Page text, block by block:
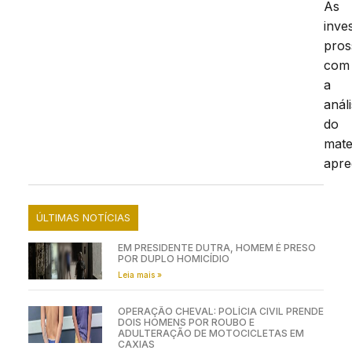
As
com
a
do
ÚLTIMAS NOTÍCIAS
EM PRESIDENTE DUTRA, HOMEM É PRESO
POR DUPLO HOMICÍDIO
Leia mais »
OPERAÇÃO CHEVAL: POLÍCIA CIVIL PRENDE
DOIS HOMENS POR ROUBO E
ADULTERAÇÃO DE MOTOCICLETAS EM
CAXIAS